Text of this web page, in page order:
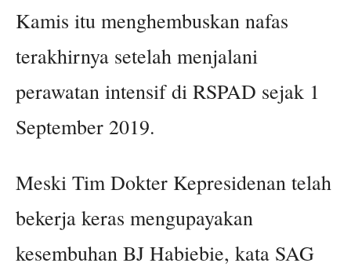
Kamis itu menghembuskan nafas
terakhirnya setelah menjalani
perawatan intensif di RSPAD sejak 1
September 2019.
Meski Tim Dokter Kepresidenan telah
bekerja keras mengupayakan
kesembuhan BJ Habiebie, kata SAG